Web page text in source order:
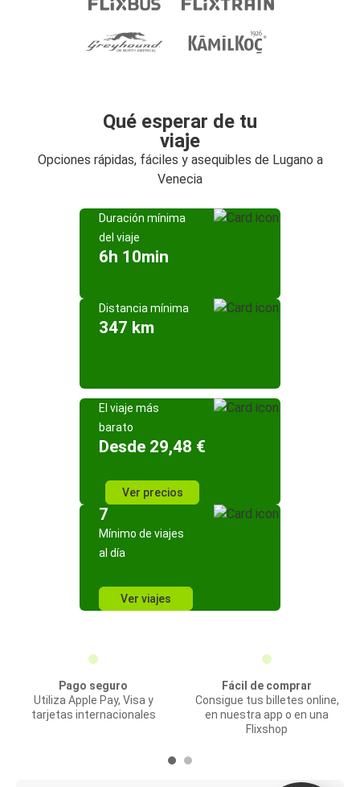
Qué esperar de tu
viaje
Opciones rápidas, fáciles y asequibles de Lugano a
Venecia
Duración mínima
del viaje
6h 10min
Distancia mínima
347 km
El viaje más
barato
Desde 29,48 €
Ver precios
7
Mínimo de viajes
al día
Ver viajes
Pago seguro
Utiliza Apple Pay, Visa y
tarjetas internacionales
Fácil de comprar
Consigue tus billetes online,
en nuestra app o en una
Flixshop